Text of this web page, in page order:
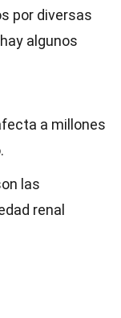
por diversas
algunos
a millones
las
renal